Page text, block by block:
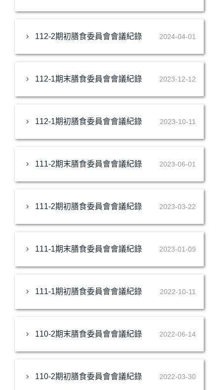
112-2期初膳食委員會會議紀錄 2024-04-01
112-1期末膳食委員會會議紀錄 2023-12-12
112-1期初膳食委員會會議紀錄 2023-10-11
111-2期末膳食委員會會議紀錄 2023-06-01
111-2期初膳食委員會會議紀錄 2023-03-22
111-1期末膳食委員會會議紀錄 2023-01-09
111-1期初膳食委員會會議紀錄 2022-10-11
110-2期末膳食委員會會議紀錄 2022-06-14
110-2期初膳食委員會會議紀錄 2022-03-30